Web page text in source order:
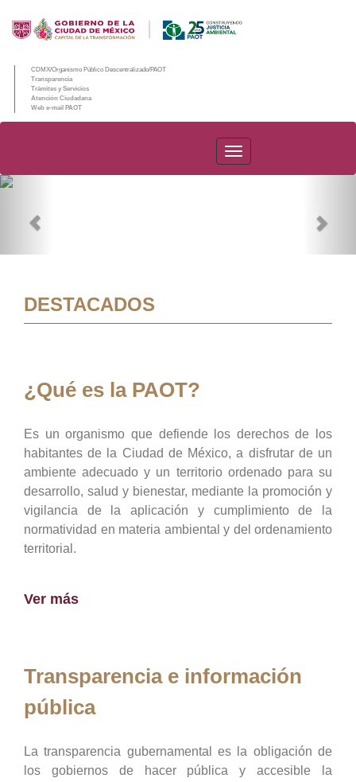
CDMX/Organismo Público Descentralizado/PAOT
Transparencia
Trámites y Servicios
Atención Ciudadana
Web e-mail PAOT
PAOT
DESTACADOS
¿Qué es la PAOT?
Es un organismo que defiende los derechos de los
habitantes de la Ciudad de México, a disfrutar de un
ambiente adecuado y un territorio ordenado para su
desarrollo, salud y bienestar, mediante la promoción y
vigilancia de la aplicación y cumplimiento de la
normatividad en materia ambiental y del ordenamiento
territorial.
Ver más
Transparencia e información
pública
La transparencia gubernamental es la obligación de
los gobiernos de hacer pública y accesible la